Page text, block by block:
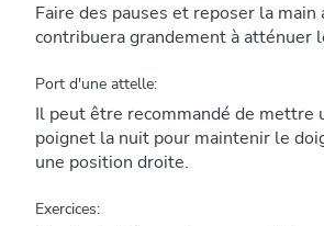
Faire des pauses et reposer la main
contribuera grandement à atténuer
Port d'une attelle:
Il peut être recommandé de mettre
poignet la nuit pour maintenir le
une position droite.
Exercices: